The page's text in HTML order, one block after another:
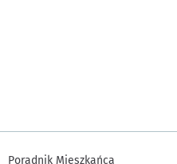
Poradnik Mieszkańca